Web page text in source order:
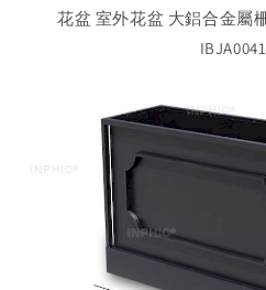
花盆 室外花盆 大鋁合金屬